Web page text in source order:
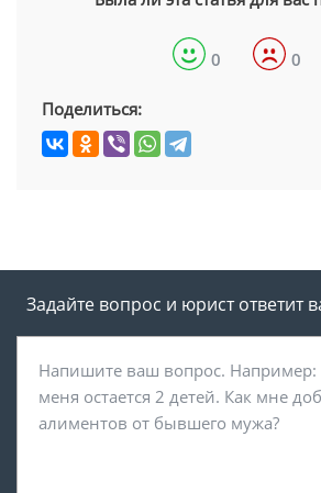
0 0
Поделиться:
Задайте вопрос и юрист ответит